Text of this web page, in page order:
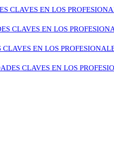
CLAVES EN LOS
CLAVES EN LOS
EN LOS
CLAVES EN LOS